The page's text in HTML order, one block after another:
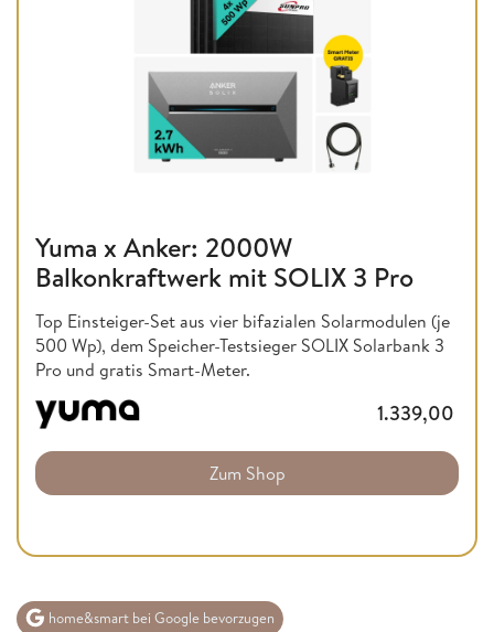
Yuma x Anker: 2000W
Balkonkraftwerk mit SOLIX 3 Pro
Top Einsteiger-Set aus vier bifazialen Solarmodulen (je
500 Wp), dem Speicher-Testsieger SOLIX Solarbank 3
Pro und gratis Smart-Meter.
1.339,00
Zum Shop
home&smart bei Google bevorzugen